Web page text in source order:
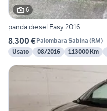
6
panda diesel Easy 2016
8.300 €Palombara Sabina (RM)
Usato
08/2016 113000 Km